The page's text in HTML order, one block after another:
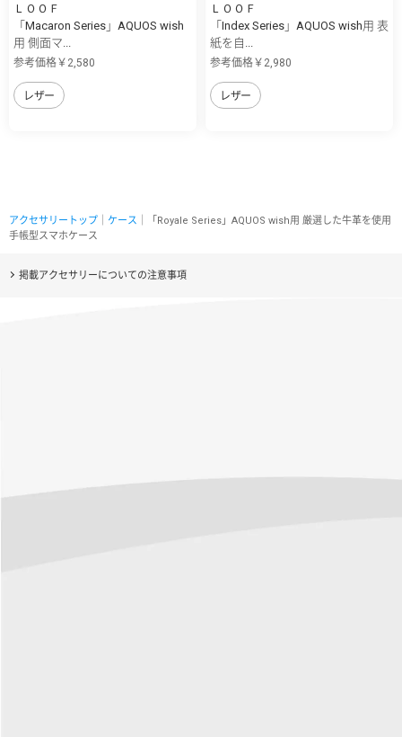
ＬＯＯＦ
「Macaron Series」AQUOS wish
用 側面マ...
参考価格￥2,580
レザー
ＬＯＯＦ
「Index Series」AQUOS wish用 表
紙を自...
参考価格￥2,980
レザー
アクセサリートップ ケース ｜「Royale Series」AQUOS wish用 厳選した牛革を使用
手帳型スマホケース
掲載アクセサリーについての注意事項